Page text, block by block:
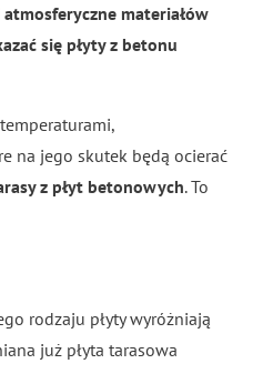
materiałów
się płyty z betonu
na jego skutek będą ocierać
z płyt betonowych. To
rodzaju płyty wyróżniają
już płyta tarasowa